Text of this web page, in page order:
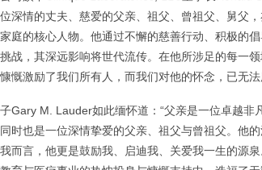
深情的丈夫、慈爱的父亲、祖父、曾祖父、舅父，
庭的核心人物。他通过不懈的慈善行动、积极的
战，其深远影响将世代流传。在他所涉足的每一
慨激励了我们所有人，而我们对他的怀念，已无
Gary M. Lauder如此缅怀道：“父亲是一位卓越非
时也是一位深情挚爱的父亲、祖父与曾祖父。他
而言，他更是鼓励我、启迪我、关爱我一生的源